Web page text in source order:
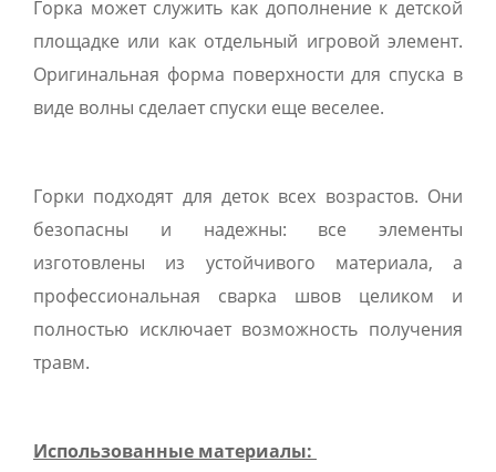
Горка может служить как дополнение к детской
площадке или как отдельный игровой элемент.
Оригинальная форма поверхности для спуска в
виде волны сделает спуски еще веселее.
Горки подходят для деток всех возрастов. Они
безопасны и надежны: все элементы
изготовлены из устойчивого материала, а
профессиональная сварка швов целиком и
полностью исключает возможность получения
травм.
Использованные материалы: